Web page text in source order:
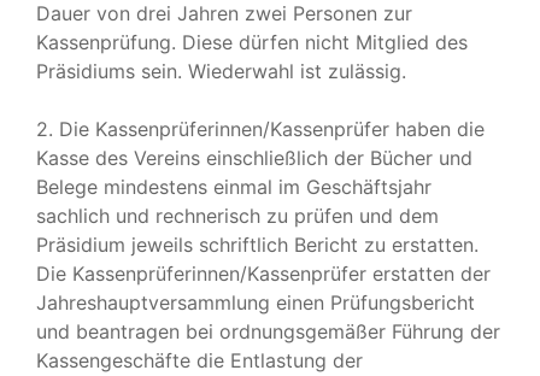
Dauer von drei Jahren zwei Personen zur
Kassenprüfung. Diese dürfen nicht Mitglied des
Präsidiums sein. Wiederwahl ist zulässig.
2. Die Kassenprüferinnen/Kassenprüfer haben die
Kasse des Vereins einschließlich der Bücher und
Belege mindestens einmal im Geschäftsjahr
sachlich und rechnerisch zu prüfen und dem
Präsidium jeweils schriftlich Bericht zu erstatten.
Die Kassenprüferinnen/Kassenprüfer erstatten der
Jahreshauptversammlung einen Prüfungsbericht
und beantragen bei ordnungsgemäßer Führung der
Kassengeschäfte die Entlastung der